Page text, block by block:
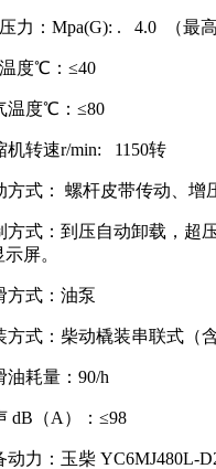
力：Mpa(G): . 4.0 （最高
度℃：≤40
温度℃：≤80
机转速r/min: 1150转
方式： 螺杆皮带传动、增
方式：到压自动卸载，超
屏。
方式：油泵
方式：柴动橇装串联式（含
油耗量：90/h
dB（A）：≤98
动力：玉柴 YC6MJ480L-